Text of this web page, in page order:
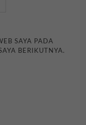
SAYA PADA
BERIKUTNYA.